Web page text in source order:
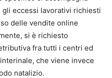
gli eccessi lavorativi richiesti
delle vendite online
si è richiesto
fra tutti i centri ed
che viene invece
natalizio.